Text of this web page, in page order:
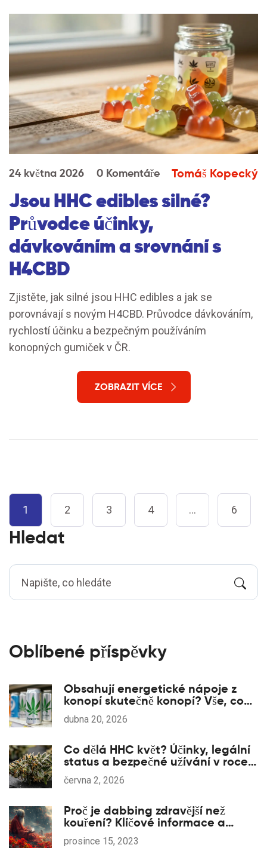
24 května 2026 0 Komentáře Tomáš Kopecký
Jsou HHC edibles silné?
Průvodce účinky,
dávkováním a srovnání s
H4CBD
Zjistěte, jak silné jsou HHC edibles a jak se
porovnávají s novým H4CBD. Průvodce dávkováním,
rychlostí účinku a bezpečným používáním
konopných gumiček v ČR.
ZOBRAZIT VÍCE
1 2 3 4 … 6
Hledat
Oblíbené příspěvky
Obsahují energetické nápoje z
konopí skutečně konopí? Vše, co
potřebujete vědět
dubna 20, 2026
Co dělá HHC květ? Účinky, legální
status a bezpečné užívání v roce
2026
června 2, 2026
Proč je dabbing zdravější než
kouření? Klíčové informace a
výhody
prosince 15, 2023